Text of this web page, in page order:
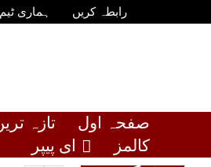
رابطہ کریں ہماری ٹیم
صفحہ اول تازہ
کالمز
ای پیپر